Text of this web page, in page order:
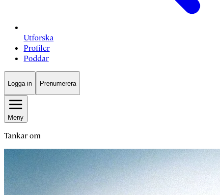
Utforska
Profiler
Poddar
Logga in Prenumerera
Meny
Tankar om